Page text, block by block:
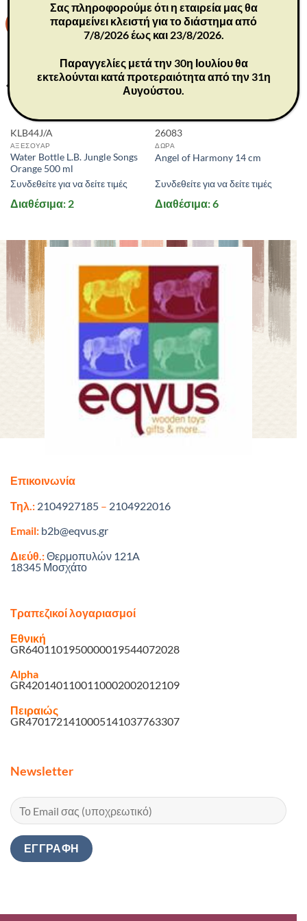
KLB44J/A
ΑΞΕΣΟΥΑΡ
Water Bottle L.B. Jungle Songs
Orange 500 ml
Συνδεθείτε για να δείτε τιμές
Διαθέσιμα: 2
26083
ΔΩΡΑ
Angel of Harmony 14 cm
Συνδεθείτε για να δείτε τιμές
Διαθέσιμα: 6
Επικοινωνία
Τηλ.: 2104927185 – 2104922016
Email: b2b@eqvus.gr
Διεύθ.:Θερμοπυλών 121A
18345 Μοσχάτο
Τραπεζικοί λογαριασμοί
Εθνική
GR6401101950000019544072028
Alpha
GR4201401100110002002012109
Πειραιώς
GR4701721410005141037763307
Newsletter
Σας πληροφορούμε ότι η εταιρεία μας θα
παραμείνει κλειστή για το διάστημα από
7/8/2026 έως και 23/8/2026.
Παραγγελίες μετά την 30η Ιουλίου θα
εκτελούνται κατά προτεραιότητα από την 31η
Αυγούστου.